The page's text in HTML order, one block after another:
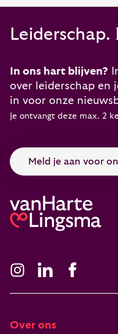
Leiderschap.
In ons hart blijven?
over leiderschap en
in voor onze
Je ontvangt deze max. 2
Meld je aan voor
Over ons